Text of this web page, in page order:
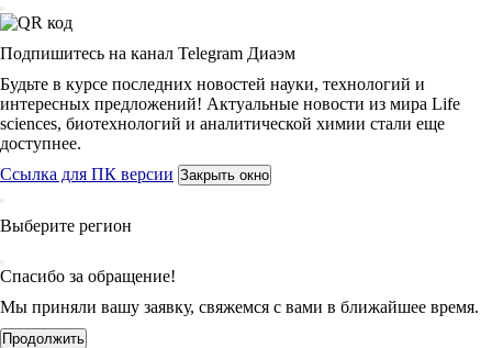
Подпишитесь на канал Telegram Диаэм
Будьте в курсе последних новостей науки, технологий и
интересных предложений! Актуальные новости из мира Life
sciences, биотехнологий и аналитической химии стали еще
доступнее.
Ссылка для ПК версии Закрыть окно
Выберите регион
Спасибо за обращение!
Мы приняли вашу заявку, свяжемся с вами в ближайшее время.
Продолжить